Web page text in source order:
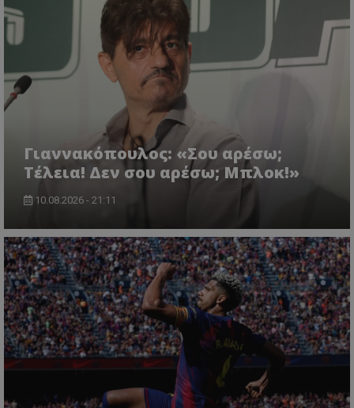
Γιαννακόπουλος: «Σου αρέσω;
Τέλεια! Δεν σου αρέσω; Μπλοκ!»
10.08.2026 - 21:11